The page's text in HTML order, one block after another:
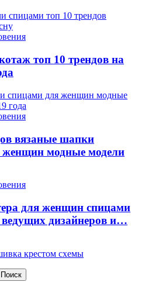
топ 10 трендов на
вязаные шапки
женщин модные модели
для женщин спицами
ведущих дизайнеров и…
крестом схемы